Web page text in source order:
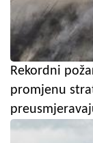
Rekordni
promjenu